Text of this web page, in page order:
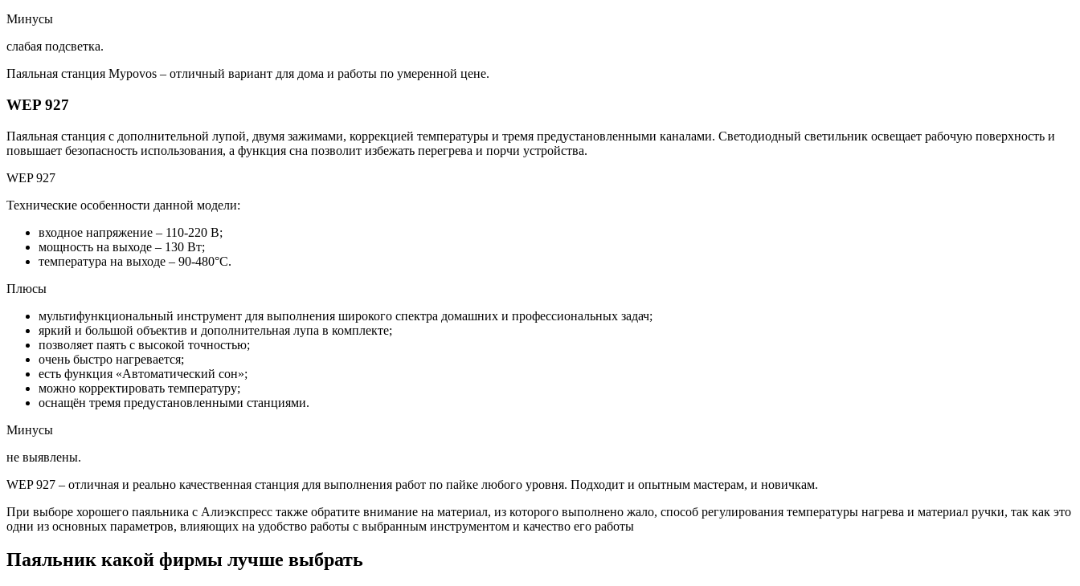
Минусы
слабая подсветка.
Паяльная станция Mypovos – отличный вариант для дома и работы по умеренной цене.
WEP 927
Паяльная станция с дополнительной лупой, двумя зажимами, коррекцией температуры и тремя предустановленными каналами. Светодиодный светильник освещает рабочую поверхность и
повышает безопасность использования, а функция сна позволит избежать перегрева и порчи устройства.
WEP 927
Технические особенности данной модели:
входное напряжение – 110-220 В;
мощность на выходе – 130 Вт;
температура на выходе – 90-480°C.
Плюсы
мультифункциональный инструмент для выполнения широкого спектра домашних и профессиональных задач;
яркий и большой объектив и дополнительная лупа в комплекте;
позволяет паять с высокой точностью;
очень быстро нагревается;
есть функция «Автоматический сон»;
можно корректировать температуру;
оснащён тремя предустановленными станциями.
Минусы
не выявлены.
WEP 927 – отличная и реально качественная станция для выполнения работ по пайке любого уровня. Подходит и опытным мастерам, и новичкам.
При выборе хорошего паяльника с Алиэкспресс также обратите внимание на материал, из которого выполнено жало, способ регулирования температуры нагрева и материал ручки, так как это
одни из основных параметров, влияющих на удобство работы с выбранным инструментом и качество его работы
Паяльник какой фирмы лучше выбрать